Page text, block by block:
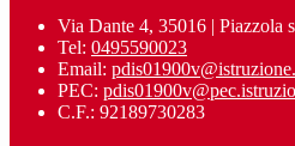
Via Dante 4, 35016 | Piazzola
Tel: 0495590023
Email:
PEC:
C.F.: 92189730283